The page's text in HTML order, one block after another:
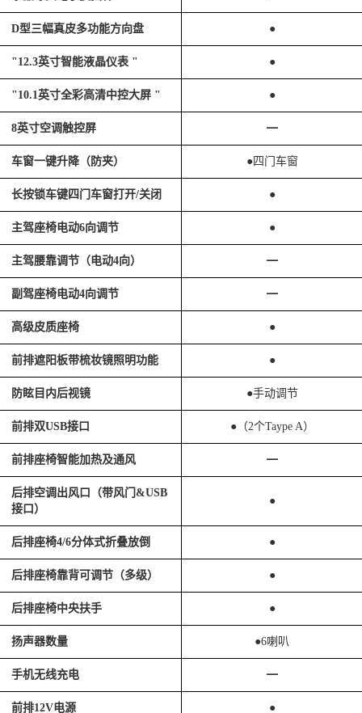
D型三幅真皮多功能方向盘 ●
"12.3英寸智能液晶仪表 " ●
"10.1英寸全彩高清中控大屏 " ●
8英寸空调触控屏 ━
车窗一键升降（防夹） ●四门车窗
长按锁车键四门车窗打开/关闭 ●
主驾座椅电动6向调节 ●
主驾腰靠调节（电动4向） ━
副驾座椅电动4向调节 ━
高级皮质座椅 ●
前排遮阳板带梳妆镜照明功能 ●
防眩目内后视镜 ●手动调节
前排双USB接口 ●（2个Taype A）
前排座椅智能加热及通风 ━
后排空调出风口（带风门&USB
接口）
●
后排座椅4/6分体式折叠放倒 ●
后排座椅靠背可调节（多级） ●
后排座椅中央扶手 ●
扬声器数量 ●6喇叭
手机无线充电 ━
前排12V电源 ●